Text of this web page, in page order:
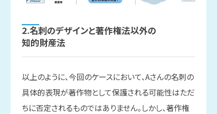
2.名刺のデザインと著作権法以外の
知的財産法
以上のように、今回のケースにおいて、Aさんの名刺の
具体的表現が著作物として保護される可能性はただ
ちに否定されるものではありません。しかし、著作権